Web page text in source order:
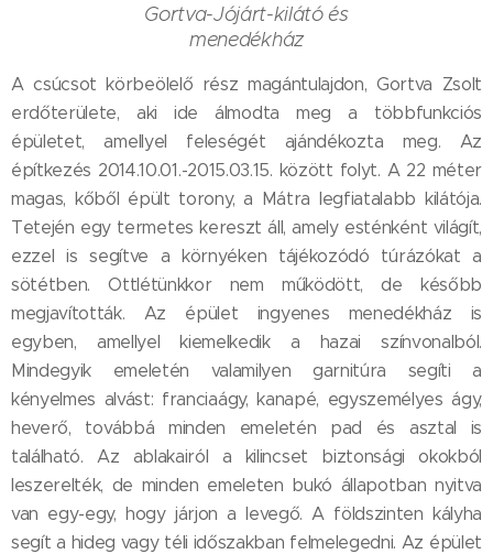
Gortva-Jójárt-kilátó és
menedékház
A csúcsot körbeölelő rész magántulajdon, Gortva Zsolt
erdőterülete, aki ide álmodta meg a többfunkciós
épületet, amellyel feleségét ajándékozta meg. Az
építkezés 2014.10.01.-2015.03.15. között folyt. A 22 méter
magas, kőből épült torony, a Mátra legfiatalabb kilátója.
Tetején egy termetes kereszt áll, amely esténként világít,
ezzel is segítve a környéken tájékozódó túrázókat a
sötétben. Ottlétünkkor nem működött, de később
megjavították. Az épület ingyenes menedékház is
egyben, amellyel kiemelkedik a hazai színvonalból.
Mindegyik emeletén valamilyen garnitúra segíti a
kényelmes alvást: franciaágy, kanapé, egyszemélyes ágy,
heverő, továbbá minden emeletén pad és asztal is
található. Az ablakairól a kilincset biztonsági okokból
leszerelték, de minden emeleten bukó állapotban nyitva
van egy-egy, hogy járjon a levegő. A földszinten kályha
segít a hideg vagy téli időszakban felmelegedni. Az épület